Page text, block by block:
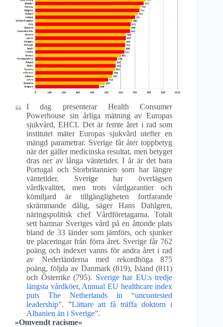
I dag presenterar Health Consumer
Powerhouse sin årliga mätning av Europas
sjukvård, EHCI. Det är femte året i rad som
institutet mäter Europas sjukvård utefter en
mängd parametrar. Sverige får åter toppbetyg
när det gäller medicinska resultat, men betyget
dras ner av långa väntetider. I år är det bara
Portugal och Storbritannien som har längre
väntetider. Sverige har överlägsen
vårdkvalitet, men trots vårdgarantier och
kömiljard är tillgängligheten fortfarande
skrämmande dålig, säger Hans Dahlgren,
näringspolitisk chef Vårdföretagarna. Totalt
sett hamnar Sveriges vård på en åttonde plats
bland de 33 länder som jämförs, och sjunker
tre placeringar från förra året. Sverige får 762
poäng och indexet vanns för andra året i rad
av Nederländerna med rekordhöga 875
poäng, följda av Danmark (819), Island (811)
och Österrike (795). Sverige har EU:s tredje
längsta vårdköer, Annual EU healthcare index
puts The Netherlands in “uncontested
leadership”. ”Lättare att få träffa doktorn i
Albanien än i Sverige”.
»Omvendt racisme«